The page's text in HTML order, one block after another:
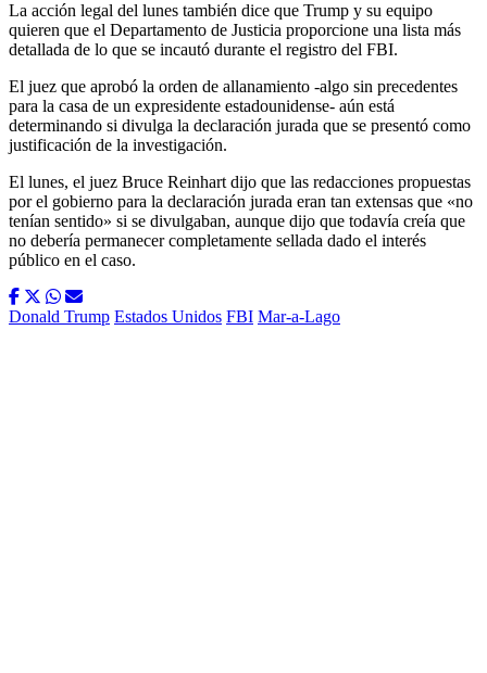
La acción legal del lunes también dice que Trump y su equipo
quieren que el Departamento de Justicia proporcione una lista más
detallada de lo que se incautó durante el registro del FBI.
El juez que aprobó la orden de allanamiento -algo sin precedentes
para la casa de un expresidente estadounidense- aún está
determinando si divulga la declaración jurada que se presentó como
justificación de la investigación.
El lunes, el juez Bruce Reinhart dijo que las redacciones propuestas
por el gobierno para la declaración jurada eran tan extensas que «no
tenían sentido» si se divulgaban, aunque dijo que todavía creía que
no debería permanecer completamente sellada dado el interés
público en el caso.
Donald Trump Estados Unidos FBI Mar-a-Lago